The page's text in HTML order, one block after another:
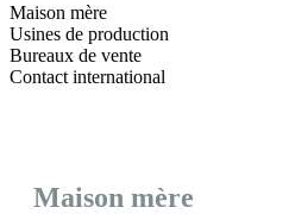
Maison mère
Usines de production
Bureaux de vente
Contact international
Maison mère